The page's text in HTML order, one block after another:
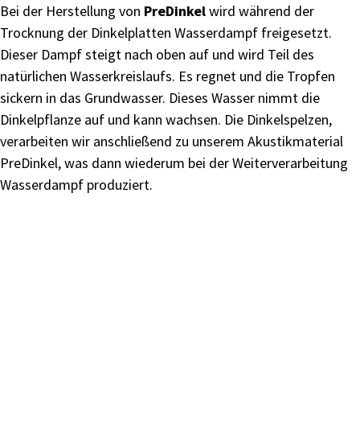
Bei der Herstellung von PreDinkelwird während der
Trocknung der Dinkelplatten Wasserdampf freigesetzt.
Dieser Dampf steigt nach oben auf und wird Teil des
natürlichen Wasserkreislaufs. Es regnet und die Tropfen
sickern in das Grundwasser. Dieses Wasser nimmt die
Dinkelpflanze auf und kann wachsen. Die Dinkelspelzen,
verarbeiten wir anschließend zu unserem Akustikmaterial
PreDinkel, was dann wiederum bei der Weiterverarbeitung
Wasserdampf produziert.